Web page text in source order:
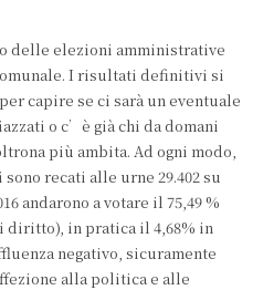
delle elezioni amministrative
I risultati definitivi si
capire se ci sarà un eventuale
o c’è già chi da domani
più ambita. Ad ogni modo,
recati alle urne 29.402 su
andarono a votare il 75,49 %
diritto), in pratica il 4,68% in
negativo, sicuramente
alla politica e alle